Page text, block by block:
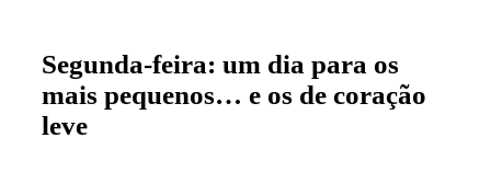
Segunda-feira: um dia para os
mais pequenos… e os de coração
leve